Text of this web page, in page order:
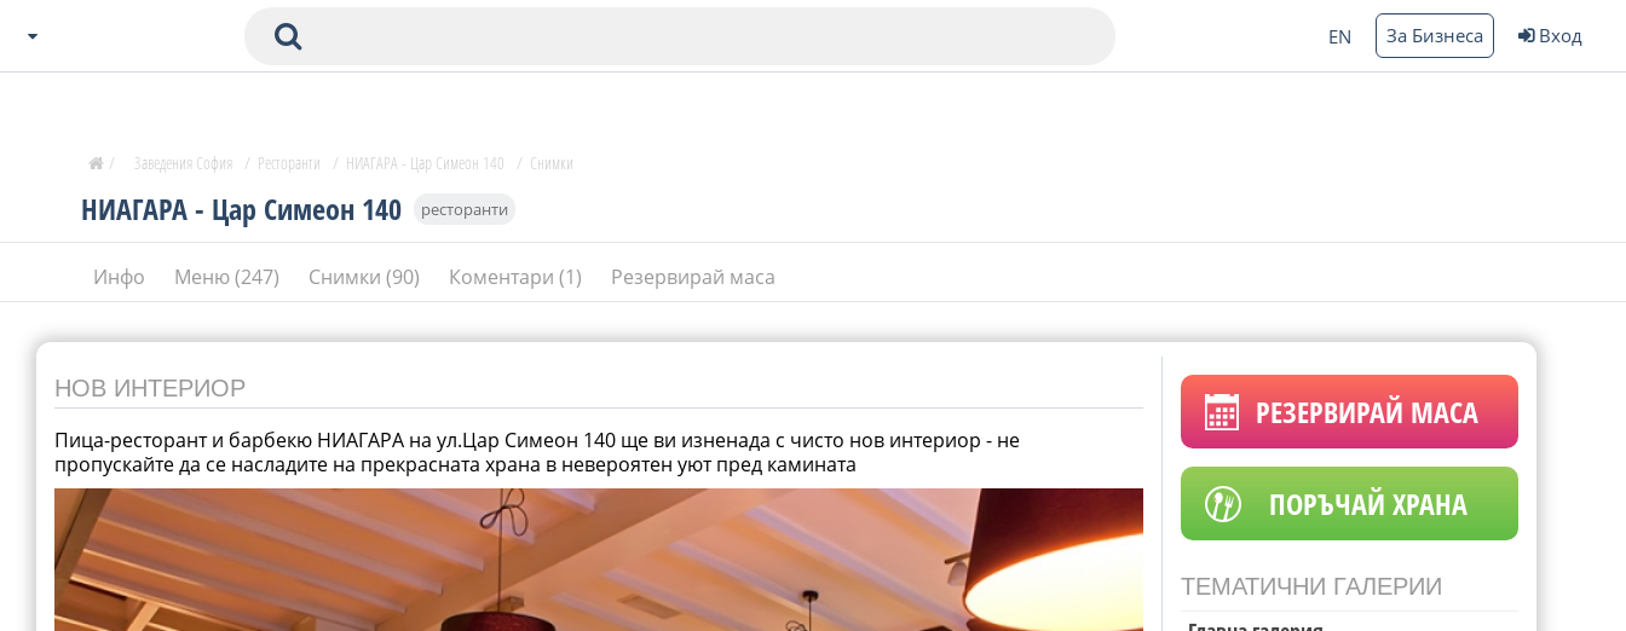
Пловдив
Бургас
В. Търново
Банско
Всички останали
СОФИЯ
Пловдив
Банско
EN За Бизнеса Вход
НИАГАРА - Цар Симеон 140 ресторанти
Инфо Меню (247) Снимки (90) Коментари (1) Резервирай маса
/ Заведения София / Ресторанти / НИАГАРА - Цар Симеон 140 / Снимки
НОВ ИНТЕРИОР
Пица-ресторант и барбекю НИАГАРА на ул.Цар Симеон 140 ще ви изненада с чисто нов интериор - не
пропускайте да се насладите на прекрасната храна в невероятен уют пред камината
РЕЗЕРВИРАЙ МАСА
ПОРЪЧАЙ ХРАНА
ТЕМАТИЧНИ ГАЛЕРИИ